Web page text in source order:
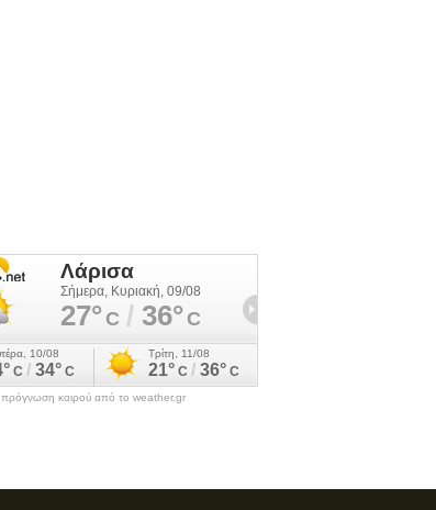
πρόγνωση καιρού από το weather.gr